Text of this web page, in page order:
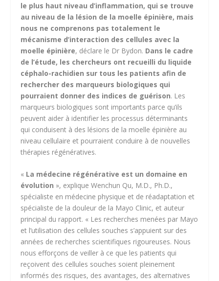
le plus haut niveau d’inflammation, qui se trouve
au niveau de la lésion de la moelle épinière, mais
nous ne comprenons pas totalement le
mécanisme d’interaction des cellules avec la
moelle épinière, déclare le Dr Bydon. Dans le cadre
de l’étude, les chercheurs ont recueilli du liquide
céphalo-rachidien sur tous les patients afin de
rechercher des marqueurs biologiques qui
pourraient donner des indices de guérison. Les
marqueurs biologiques sont importants parce qu’ils
peuvent aider à identifier les processus déterminants
qui conduisent à des lésions de la moelle épinière au
niveau cellulaire et pourraient conduire à de nouvelles
thérapies régénératives.
« La médecine régénérative est un domaine en
évolution », expliqueWenchun Qu, M.D., Ph.D.,
spécialiste en médecine physique et de réadaptation et
spécialiste de la douleur de la Mayo Clinic, et auteur
principal du rapport. « Les recherches menées par Mayo
et l’utilisation des cellules souches s’appuient sur des
années de recherches scientifiques rigoureuses. Nous
nous efforçons de veiller à ce que les patients qui
reçoivent des cellules souches soient pleinement
informés des risques, des avantages, des alternatives